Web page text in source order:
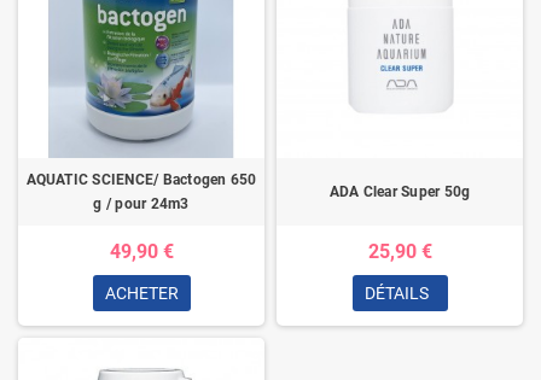
AQUATIC SCIENCE/ Bactogen 650
g / pour 24m3
49,90 €
ACHETER
ADA Clear Super 50g
25,90 €
DÉTAILS